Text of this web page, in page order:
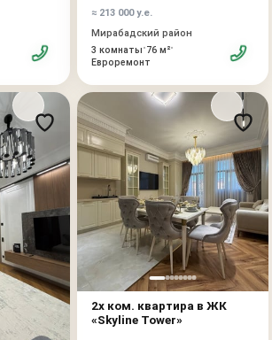
≈ 213 000 у.е.
Мирабадский район
3 комнаты•76 м²•
Евроремонт
2х ком. квартира в ЖК
«Skyline Tower»